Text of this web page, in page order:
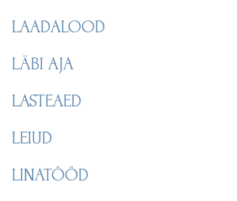
LAADALOOD
LÄBI AJA
LASTEAED
LEIUD
LINATÖÖD